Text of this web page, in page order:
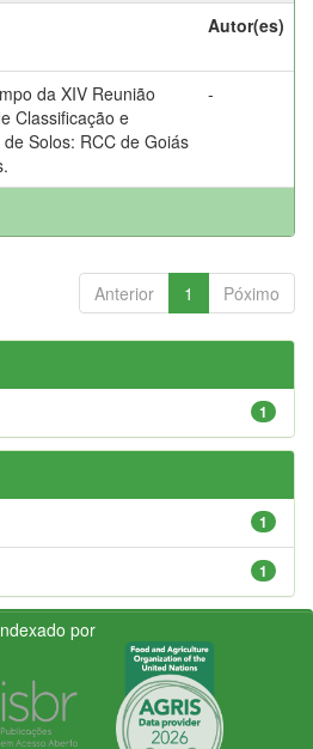
Autor(es)
da XIV Reunião
Classificação e
Solos: RCC de Goiás
-
Anterior 1 Póximo
1
1
1
por